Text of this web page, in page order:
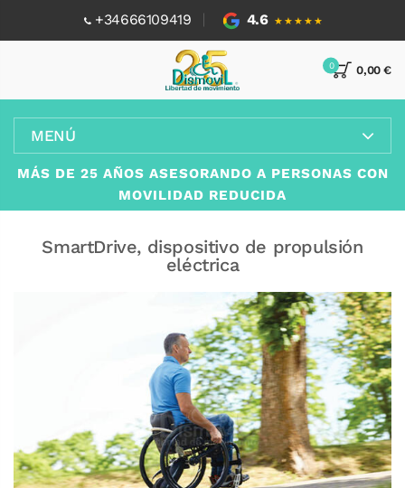
+34666109419 4.6 ★★★★★
0,00 €
0
MENÚ
MÁS DE 25 AÑOS ASESORANDO A PERSONAS CON
MOVILIDAD REDUCIDA
SmartDrive, dispositivo de propulsión
eléctrica